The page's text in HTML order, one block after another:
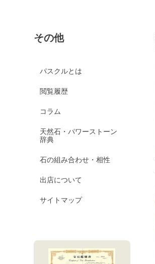
その他
パスクルとは
閲覧履歴
コラム
天然石・パワーストーン
辞典
石の組み合わせ・相性
出店について
サイトマップ